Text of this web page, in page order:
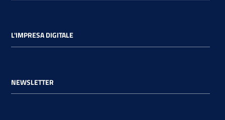
L'IMPRESA DIGITALE
NEWSLETTER